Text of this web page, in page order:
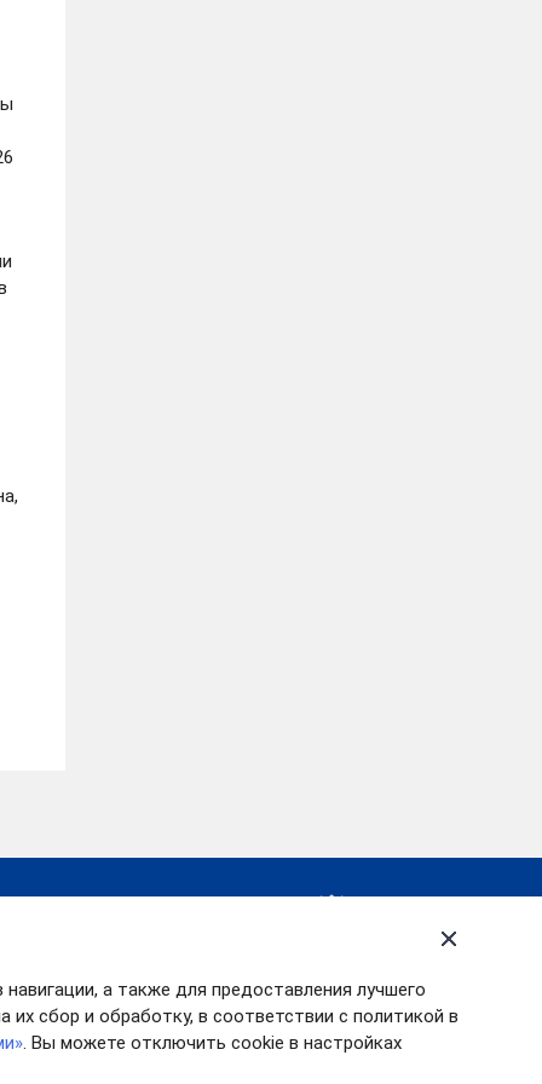
а также для предоставления лучшего
их сбор и обработку, в соответствии с политикой в
. Вы можете отключить cookie в настройках
90-14-66, Факс: 8
32-94-36